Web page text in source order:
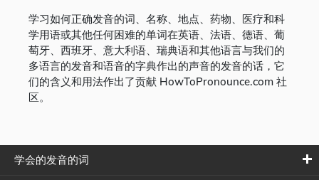
学习如何正确发音的词、名称、地点、药物、医疗和科
学用语或其他任何困难的单词在英语、法语、德语、葡
萄牙、西班牙、意大利语、瑞典语和其他语言与我们的
多语言的发音和语音的字典作出的声音的发音的话，它
们的含义和用法作出了贡献 HowToPronounce.com 社
区。
学会的发音的词